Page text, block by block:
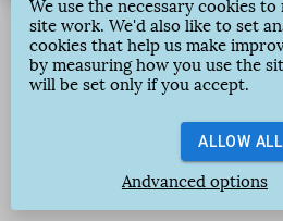
We use the necessary cookies to
site work. We'd also like to set
cookies that help us make
by measuring how you use the
will be set only if you accept.
ALLOW ALL
Andvanced options